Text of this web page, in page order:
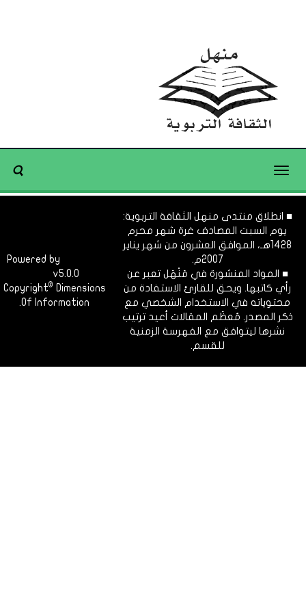
Toggle
■ انطلاق منتدى منهل الثقافة التربوية:
يوم السبت المصادف غرة شهر محرم
1428هـ، الموافق العشرون من شهر يناير
2007م.
■ المواد المنشورة في مَنْهَل تعبر عن
رأي كاتبها. ويحق للقارئ الاستفادة من
محتوياته في الاستخدام الشخصي مع
ذكر المصدر. مُعظَم المقالات أعيد ترتيب
نشرها ليتوافق مع الفهرسة الزمنية
للقسم.
Powered by
v5.0.0
Copyright©
Dimensions
Of Information.